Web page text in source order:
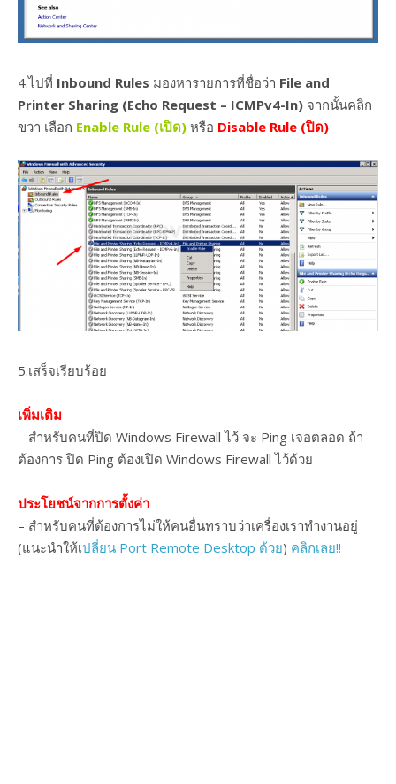
4.ไปที่ Inbound Rules มองหารายการที่ชื่อว่า File and
Printer Sharing (Echo Request – ICMPv4-In) จากนั้นคลิก
ขวา เลือก Enable Rule (เปิด) หรือ Disable Rule (ปิด)
5.เสร็จเรียบร้อย
เพิ่มเติม
– สำหรับคนที่ปิด Windows Firewall ไว้ จะ Ping เจอตลอด ถ้า
ต้องการ ปิด Ping ต้องเปิด Windows Firewall ไว้ด้วย
ประโยชน์จากการตั้งค่า
– สำหรับคนที่ต้องการไม่ให้คนอื่นทราบว่าเครื่องเราทำงานอยู่
(แนะนำให้เปลี่ยน Port Remote Desktop ด้วย) คลิกเลย!!